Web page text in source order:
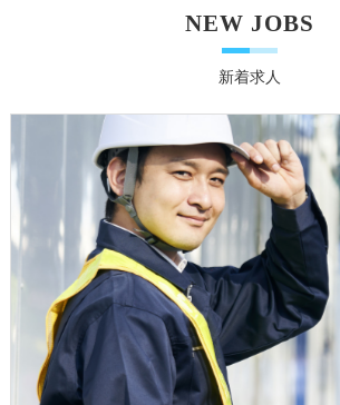
新着求人
NEW JOBS